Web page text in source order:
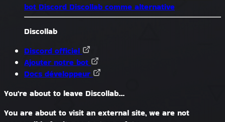
bot Discord Discollab comme alternative
Discollab
Discord officiel
Ajouter notre bot
Docs développeur
You're about to leave Discollab...
You are about to visit an external site, we are not